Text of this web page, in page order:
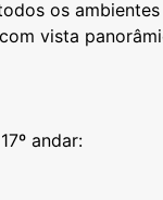
os ambientes
vista
andar: